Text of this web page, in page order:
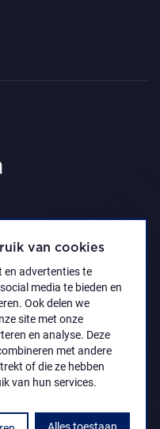
van cookies
en advertenties te
media te bieden en
Ook delen we
site met onze
en analyse. Deze
met andere
of die ze hebben
van hun services.
Kunsten